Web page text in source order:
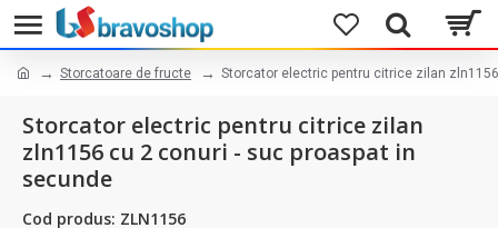
Storcatoare de fructe Storcator electric pentru citrice zilan
Storcator electric pentru citrice zilan
zln1156 cu 2 conuri - suc proaspat in
secunde
Cod produs: ZLN1156